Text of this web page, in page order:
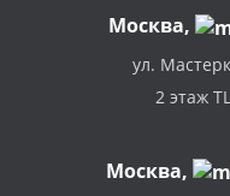
Москва,
ул.
2 этаж
Москва,